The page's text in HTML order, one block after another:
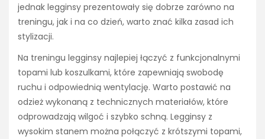
jednak legginsy prezentowały się dobrze zarówno na
treningu, jak i na co dzień, warto znać kilka zasad ich
stylizacji.
Na treningu legginsy najlepiej łączyć z funkcjonalnymi
topami lub koszulkami, które zapewniają swobodę
ruchu i odpowiednią wentylację. Warto postawić na
odzież wykonaną z technicznych materiałów, które
odprowadzają wilgoć i szybko schną. Legginsy z
wysokim stanem można połączyć z krótszymi topami,